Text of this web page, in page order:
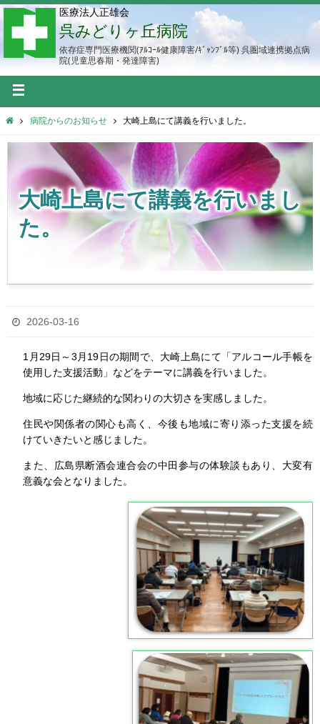
医療法人正雄会
呉みどりヶ丘病院
依存症専門医療機関(ｱﾙｺｰﾙ健康障害/ｷﾞｬﾝﾌﾞﾙ等) 呉圏域連携拠点病
院(児童思春期・発達障害)
病院からのお知らせ 大崎上島にて講義を行いました。
大崎上島にて講義を行いまし
た。
2026-03-16
1月29日～3月19日の期間で、大崎上島にて「アルコール手帳を
使用した支援活動」などをテーマに講義を行いました。
地域に応じた継続的な関わりの大切さを実感しました。
住民や関係者の関心も高く、今後も地域に寄り添った支援を続
けていきたいと感じました。
また、広島県断酒会連合会の中田参与の体験談もあり、大変有
意義な会となりました。